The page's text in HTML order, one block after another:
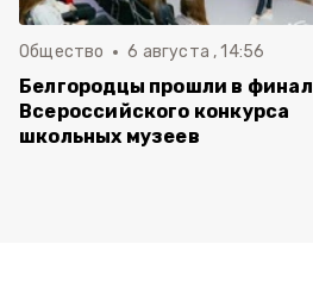
Общество 6 августа , 14:56
Белгородцы прошли в финал
Всероссийского конкурса
школьных музеев